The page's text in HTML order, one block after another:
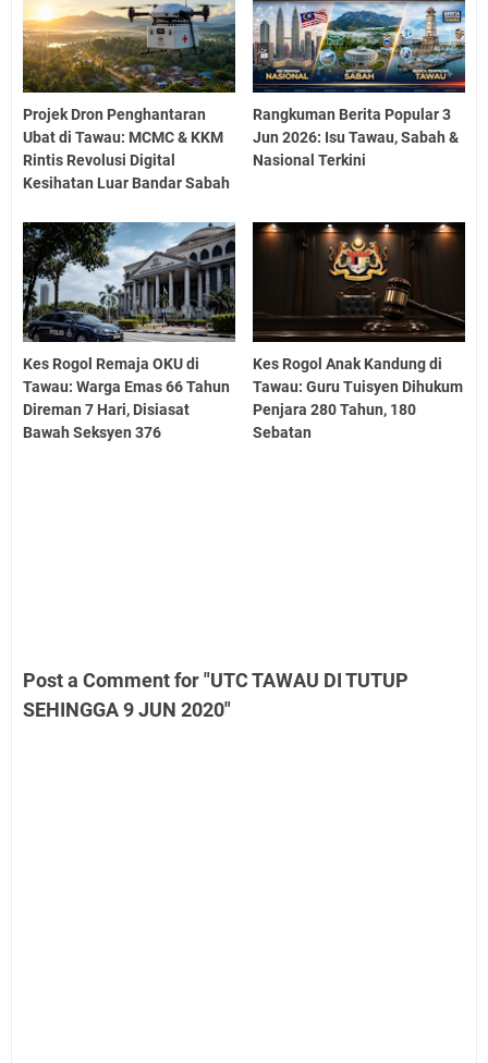
Projek Dron Penghantaran
Ubat di Tawau: MCMC & KKM
Rintis Revolusi Digital
Kesihatan Luar Bandar Sabah
Rangkuman Berita Popular 3
Jun 2026: Isu Tawau, Sabah &
Nasional Terkini
Kes Rogol Remaja OKU di
Tawau: Warga Emas 66 Tahun
Direman 7 Hari, Disiasat
Bawah Seksyen 376
Kes Rogol Anak Kandung di
Tawau: Guru Tuisyen Dihukum
Penjara 280 Tahun, 180
Sebatan
Post a Comment for "UTC TAWAU DI TUTUP
SEHINGGA 9 JUN 2020"